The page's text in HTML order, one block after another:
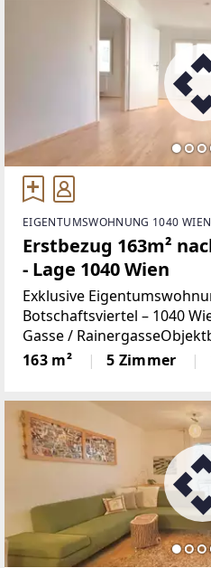
EIGENTUMSWOHNUNG 1040
Erstbezug 163m²
- Lage 1040 Wien
Exklusive
Botschaftsviertel – 1040
Gasse /
des mondänen
unmittelbarer Nähe zum
163 m² 5 Zimmer